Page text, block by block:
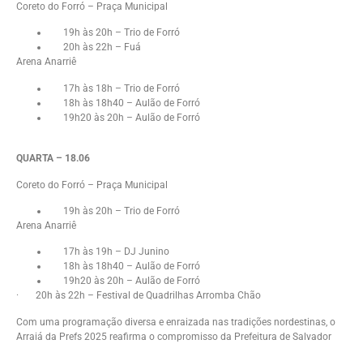
Coreto do Forró – Praça Municipal
19h às 20h – Trio de Forró
20h às 22h – Fuá
Arena Anarriê
17h às 18h – Trio de Forró
18h às 18h40 – Aulão de Forró
19h20 às 20h – Aulão de Forró
QUARTA – 18.06
Coreto do Forró – Praça Municipal
19h às 20h – Trio de Forró
Arena Anarriê
17h às 19h – DJ Junino
18h às 18h40 – Aulão de Forró
19h20 às 20h – Aulão de Forró
·
20h às 22h – Festival de Quadrilhas Arromba Chão
Com uma programação diversa e enraizada nas tradições nordestinas, o
Arraiá da Prefs 2025 reafirma o compromisso da Prefeitura de Salvador